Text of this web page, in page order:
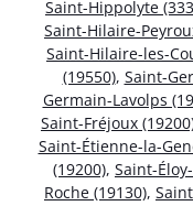
Saint-Hippolyte
Saint-Hilaire-
Saint-Hilaire-les-
(19550), Saint-
Germain-Lavolps
Saint-Fréjoux
Saint-Étienne-la-
(19200), Saint-
Roche (19130),